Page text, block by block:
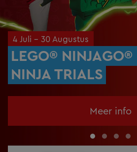
4 Juli – 30 Augustus
LEGO® NINJAGO®
NINJA TRIALS
Meer info